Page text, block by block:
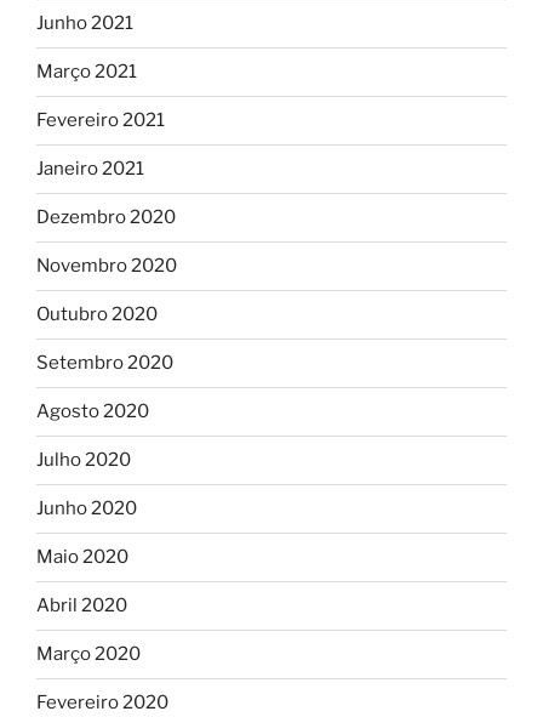
Junho 2021
Março 2021
Fevereiro 2021
Janeiro 2021
Dezembro 2020
Novembro 2020
Outubro 2020
Setembro 2020
Agosto 2020
Julho 2020
Junho 2020
Maio 2020
Abril 2020
Março 2020
Fevereiro 2020